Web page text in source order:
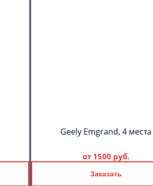
Geely Emgrand, 4 места
от 1500 руб.
Заказать